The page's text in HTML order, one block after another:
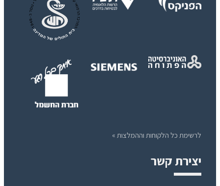
לרשימת כל הלקוחות וההמלצות »
יצירת קשר